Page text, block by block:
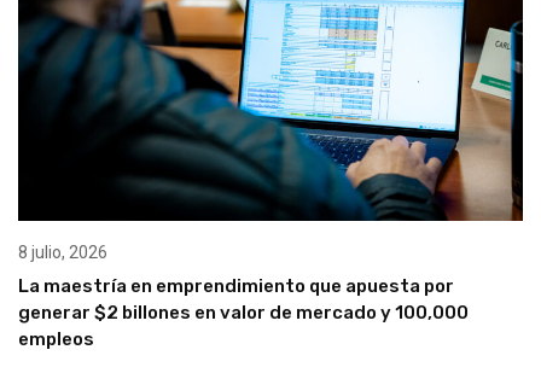
8 julio, 2026
La maestría en emprendimiento que apuesta por
generar $2 billones en valor de mercado y 100,000
empleos